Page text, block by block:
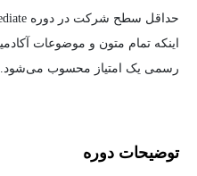
اینکه تمام متون و موضوعات
رسمی یک امتیاز محسوب می‌شود.
توضیحات دوره